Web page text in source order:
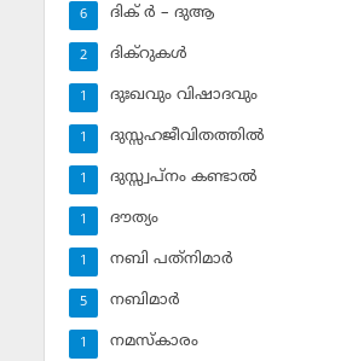
ദിക് ര്‍ – ദുആ
6
ദിക്‌റുകള്‍
2
ദുഃഖവും വിഷാദവും
1
ദുസ്സഹജീവിതത്തില്‍
1
ദുസ്സ്വപ്‌നം കണ്ടാല്‍
1
ദൗത്യം
1
നബി പത്‌നിമാര്‍
1
നബിമാര്‍
5
നമസ്‌കാരം
1